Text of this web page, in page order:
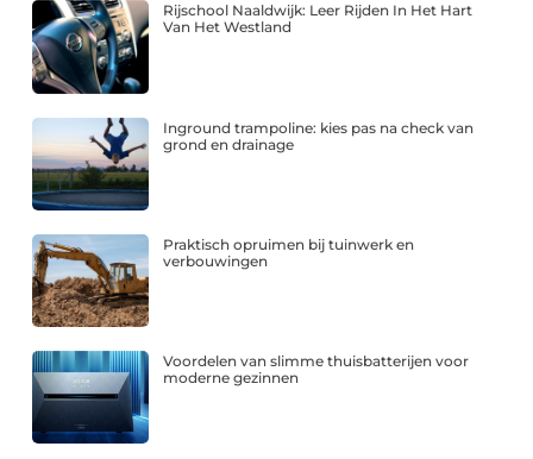
Rijschool Naaldwijk: Leer Rijden In Het Hart
Van Het Westland
Inground trampoline: kies pas na check van
grond en drainage
Praktisch opruimen bij tuinwerk en
verbouwingen
Voordelen van slimme thuisbatterijen voor
moderne gezinnen